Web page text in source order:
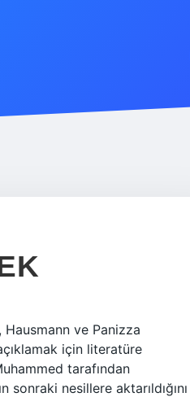
ve Panizza
için literatüre
tarafından
nesillere aktarıldığını